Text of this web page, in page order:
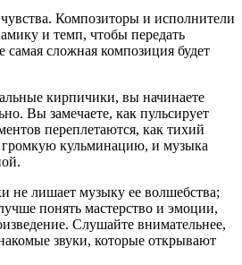
Композиторы и исполнители
и темп, чтобы передать
самая сложная композиция будет
кирпичики, вы начинаете
Вы замечаете, как пульсирует
переплетаются, как тихий
громкую кульминацию, и музыка
не лишает музыку ее волшебства;
понять мастерство и эмоции,
Слушайте внимательнее,
звуки, которые открывают